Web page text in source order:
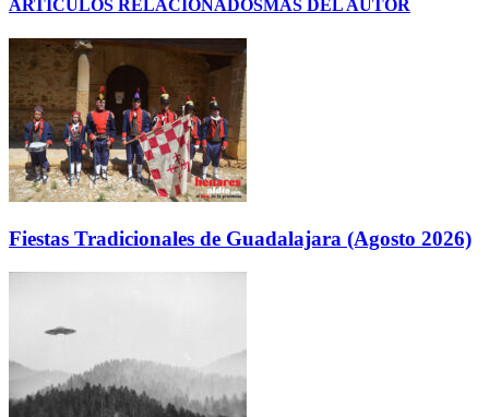
ARTÍCULOS RELACIONADOSMÁS DEL AUTOR
Fiestas Tradicionales de Guadalajara (Agosto 2026)